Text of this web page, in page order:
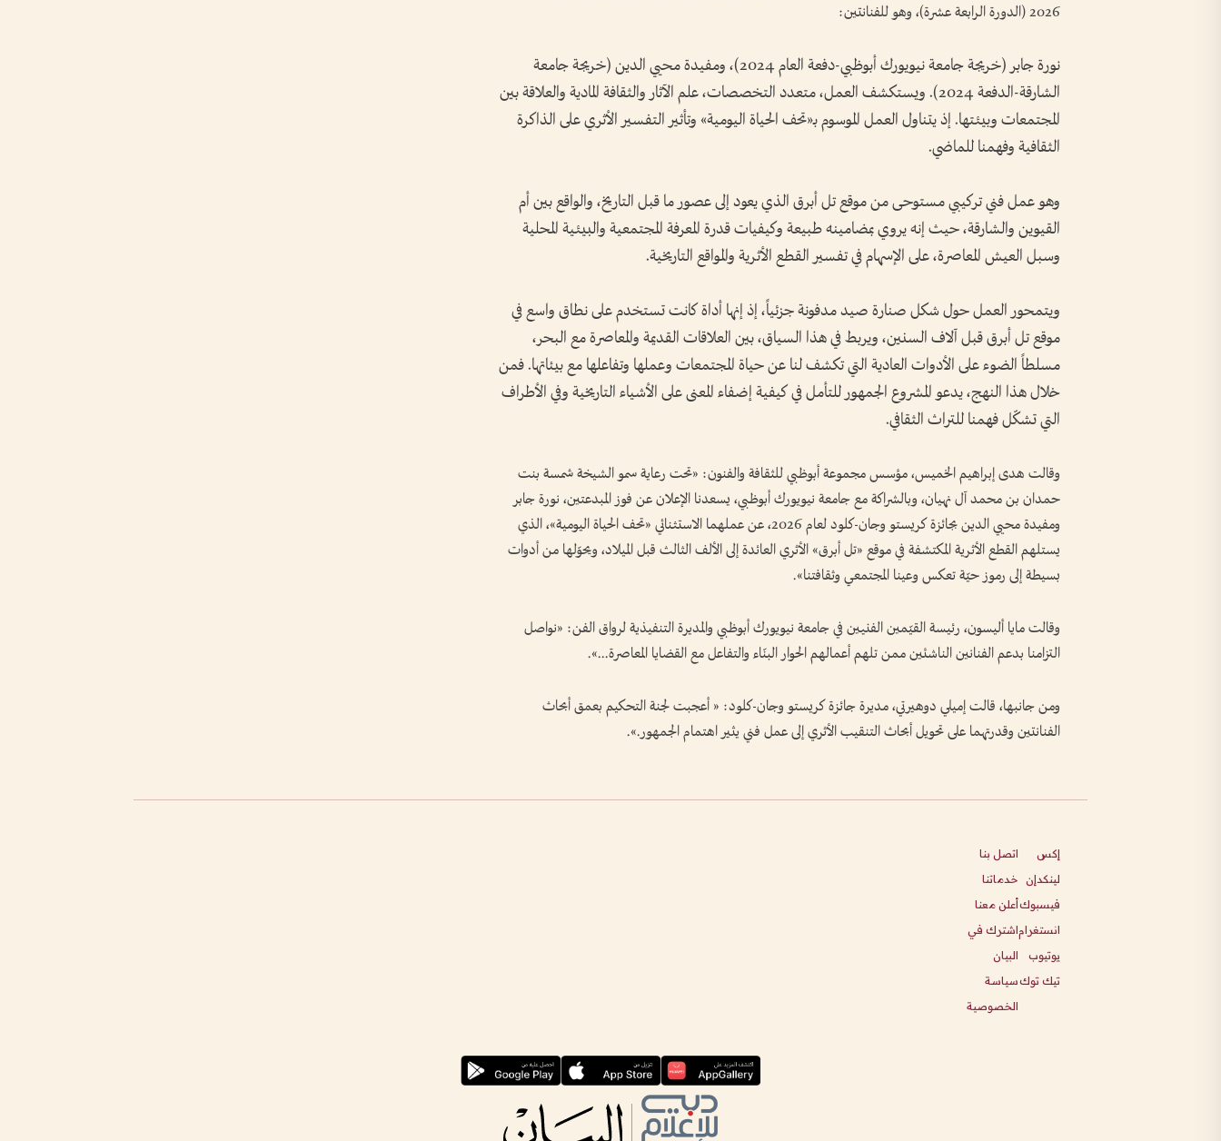
2026 (الدورة الرابعة عشرة)، وهو للفنانتين:
نورة جابر (خريجة جامعة نيويورك أبوظبي-دفعة العام 2024)، ومفيدة محيي الدين (خريجة جامعة
الشارقة-الدفعة 2024). ويستكشف العمل، متعدد التخصصات، علم الآثار والثقافة المادية والعلاقة بين
المجتمعات وبيئتها. إذ يتناول العمل الموسوم بـ«تحف الحياة اليومية» وتأثير التفسير الأثري على الذاكرة
الثقافية وفهمنا للماضي.
وهو عمل فني تركيبي مستوحى من موقع تل أبرق الذي يعود إلى عصور ما قبل التاريخ، والواقع بين أم
القيوين والشارقة، حيث إنه يروي بمضامينه طبيعة وكيفيات قدرة المعرفة المجتمعية والبيئية المحلية
وسبل العيش المعاصرة، على الإسهام في تفسير القطع الأثرية والمواقع التاريخية.
ويتمحور العمل حول شكل صنارة صيد مدفونة جزئياً، إذ إنها أداة كانت تستخدم على نطاق واسع في
موقع تل أبرق قبل آلاف السنين، ويربط في هذا السياق، بين العلاقات القديمة والمعاصرة مع البحر،
مسلطاً الضوء على الأدوات العادية التي تكشف لنا عن حياة المجتمعات وعملها وتفاعلها مع بيئاتها. فمن
خلال هذا النهج، يدعو المشروع الجمهور للتأمل في كيفية إضفاء المعنى على الأشياء التاريخية وفي الأطراف
التي تشكّل فهمنا للتراث الثقافي.
وقالت هدى إبراهيم الخميس، مؤسس مجموعة أبوظبي للثقافة والفنون: «تحت رعاية سمو الشيخة شمسة بنت
حمدان بن محمد آل نهيان، وبالشراكة مع جامعة نيويورك أبوظبي، يسعدنا الإعلان عن فوز المبدعتين، نورة جابر
ومفيدة محيي الدين بجائزة كريستو وجان-كلود لعام 2026، عن عملهما الاستثنائي «تحف الحياة اليومية»، الذي
يستلهم القطع الأثرية المكتشفة في موقع «تل أبرق» الأثري العائدة إلى الألف الثالث قبل الميلاد، ويحوّلها من أدوات
بسيطة إلى رموز حيّة تعكس وعينا المجتمعي وثقافتنا».
وقالت مايا أليسون، رئيسة القيّمين الفنيين في جامعة نيويورك أبوظبي والمديرة التنفيذية لرواق الفن: «نواصل
التزامنا بدعم الفنانين الناشئين ممن تلهم أعمالهم الحوار البنّاء والتفاعل مع القضايا المعاصرة...».
ومن جانبها، قالت إميلي دوهيرتي، مديرة جائزة كريستو وجان-كلود: « أعجبت لجنة التحكيم بعمق أبحاث
الفنانتين وقدرتهما على تحويل أبحاث التنقيب الأثري إلى عمل فني يثير اهتمام الجمهور.».
إكس
لينكدإن
فيسبوك
انستغرام
يوتيوب
تيك توك
اتصل بنا
خدماتنا
أعلن معنا
اشترك في
البيان
سياسة
الخصوصية